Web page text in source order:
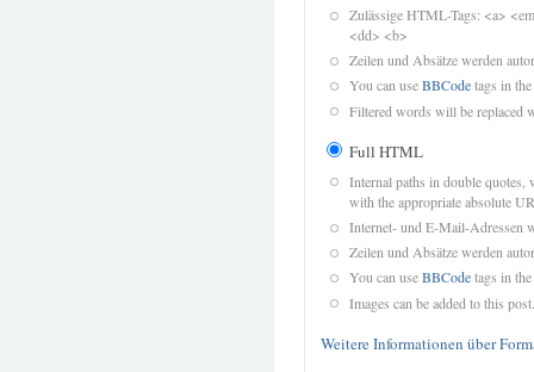
Zulässige HTML-Tags: <a>
<dd> <b>
Zeilen und Absätze werden
You can useBBCodetags in
Filtered words will be replaced
Full HTML
Internal paths in double quotes,
with the appropriate absolute
Internet- und E-Mail-Adressen
Zeilen und Absätze werden
You can useBBCodetags in
Images can be added to this post.
Weitere Informationen über